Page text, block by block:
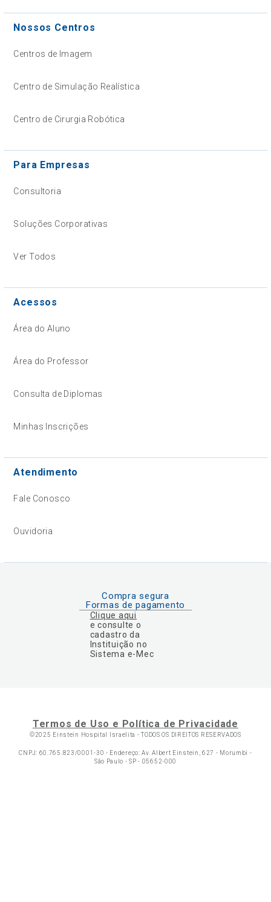
Nossos Centros
Centros de Imagem
Centro de Simulação Realística
Centro de Cirurgia Robótica
Para Empresas
Consultoria
Soluções Corporativas
Ver Todos
Acessos
Área do Aluno
Área do Professor
Consulta de Diplomas
Minhas Inscrições
Atendimento
Fale Conosco
Ouvidoria
Compra segura
Formas de pagamento
Clique aqui
e consulte o
cadastro da
Instituição no
Sistema e-Mec
Termos de Uso e Política de Privacidade
©2025 Einstein Hospital Israelita -TODOS OS DIREITOS RESERVADOS
CNPJ: 60.765.823/0001-30 - Endereço: Av. Albert Einstein, 627 - Morumbi -
São Paulo - SP - 05652-000